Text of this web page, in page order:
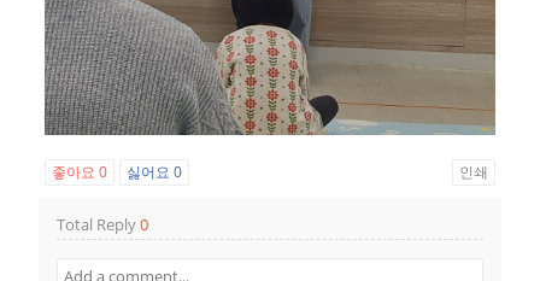
좋아요0 싫어요0 인쇄
Total Reply0